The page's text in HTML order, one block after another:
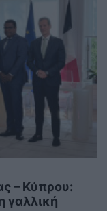
– Κύπρου:
γαλλική